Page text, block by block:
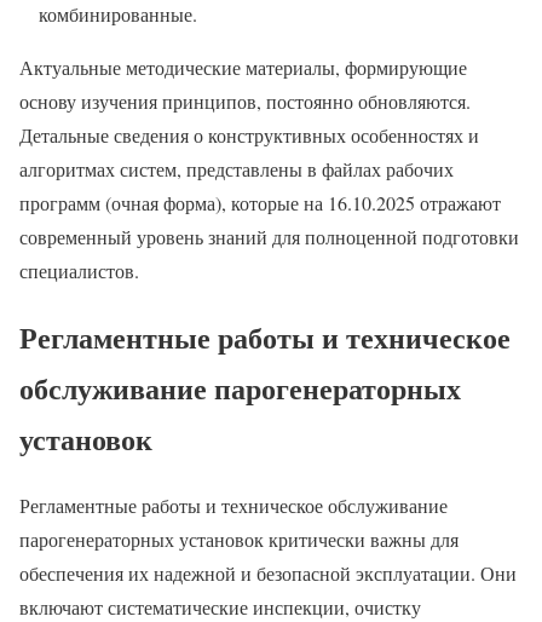
комбинированные.
Актуальные методические материалы, формирующие
основу изучения принципов, постоянно обновляются.
Детальные сведения о конструктивных особенностях и
алгоритмах систем, представлены в файлах рабочих
программ (очная форма), которые на 16.10.2025 отражают
современный уровень знаний для полноценной подготовки
специалистов.
Регламентные работы и техническое
обслуживание парогенераторных
установок
Регламентные работы и техническое обслуживание
парогенераторных установок критически важны для
обеспечения их надежной и безопасной эксплуатации. Они
включают систематические инспекции, очистку